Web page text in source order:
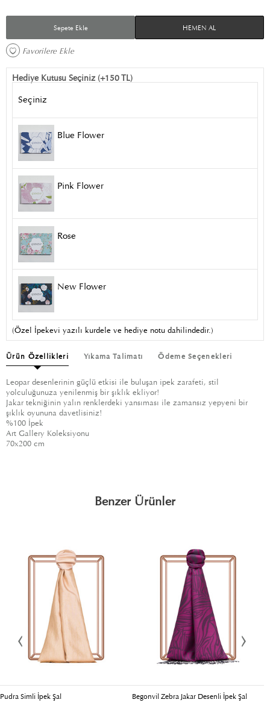
Sepete Ekle HEMEN AL
Favorilere Ekle
Hediye Kutusu Seçiniz (+150 TL)
Seçiniz
Blue Flower
Pink Flower
Rose
New Flower
(Özel İpekevi yazılı kurdele ve hediye notu dahilindedir.)
Ürün Özellikleri Yıkama Talimatı Ödeme Seçenekleri
Leopar desenlerinin güçlü etkisi ile buluşan ipek zarafeti, stil
yolculuğunuza yenilenmiş bir şıklık ekliyor!
Jakar tekniğinin yalın renklerdeki yansıması ile zamansız yepyeni bir
şıklık oyununa davetlisiniz!
%100 İpek
Art Gallery Koleksiyonu
70x200 cm
Benzer Ürünler
Pudra Simli İpek Şal Begonvil Zebra Jakar Desenli İpek Şal